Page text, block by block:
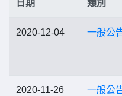
日期 類別
2020-12-04 一般公
2020-11-26 一般公